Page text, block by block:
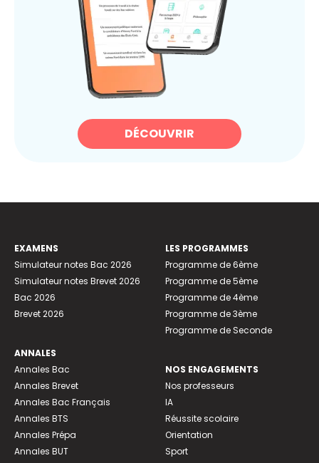
DÉCOUVRIR
EXAMENS
Simulateur notes Bac 2026
Simulateur notes Brevet 2026
Bac 2026
Brevet 2026
ANNALES
Annales Bac
Annales Brevet
Annales Bac Français
Annales BTS
Annales Prépa
Annales BUT
LES PROGRAMMES
Programme de 6ème
Programme de 5ème
Programme de 4ème
Programme de 3ème
Programme de Seconde
NOS ENGAGEMENTS
Nos professeurs
IA
Réussite scolaire
Orientation
Sport